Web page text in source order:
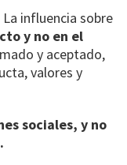
influencia sobre
y no en el
y aceptado,
valores y
sociales, y no